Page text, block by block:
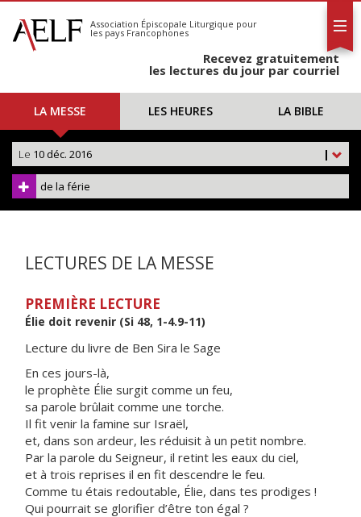
S'abonner
Calendrier
Association Épiscopale Liturgique pour
les pays Francophones
Recevez gratuitement
les lectures du jour par courriel
LA MESSE LES HEURES LA BIBLE
|
Le 10 déc. 2016
de la férie
LECTURES DE LA MESSE
PREMIÈRE LECTURE
Élie doit revenir (Si 48, 1-4.9-11)
Lecture du livre de Ben Sira le Sage
En ces jours-là,
le prophète Élie surgit comme un feu,
sa parole brûlait comme une torche.
Il fit venir la famine sur Israël,
et, dans son ardeur, les réduisit à un petit nombre.
Par la parole du Seigneur, il retint les eaux du ciel,
et à trois reprises il en fit descendre le feu.
Comme tu étais redoutable, Élie, dans tes prodiges !
Qui pourrait se glorifier d’être ton égal ?